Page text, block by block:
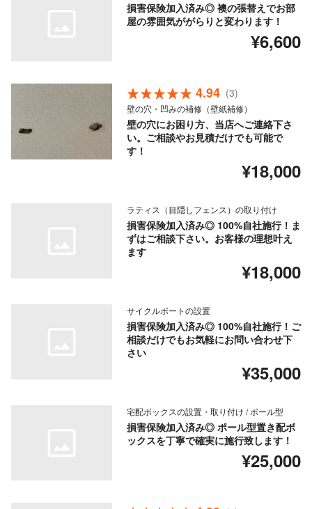
損害保険加入済み◎ 襖の張替えでお部
屋の雰囲気ががらりと変わります！
¥6,600
4.94 (3)
壁の穴・凹みの補修（壁紙補修）
壁の穴にお困り方、当店へご連絡下さ
い。ご相談やお見積だけでも可能で
す！
¥18,000
ラティス（目隠しフェンス）の取り付け
損害保険加入済み◎ 100%自社施行！ま
ずはご相談下さい。お客様の理想叶え
ます
¥18,000
サイクルポートの設置
損害保険加入済み◎ 100%自社施行！ご
相談だけでもお気軽にお問い合わせ下
さい
¥35,000
宅配ボックスの設置・取り付け / ポール型
損害保険加入済み◎ ポール型置き配ボ
ックスを丁寧で確実に施行致します！
¥25,000